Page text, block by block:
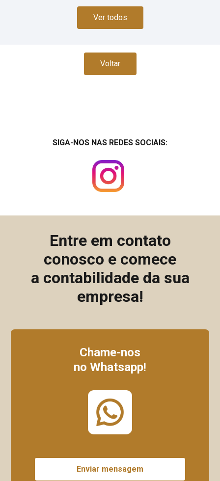
Ver todos
Voltar
SIGA-NOS NAS REDES SOCIAIS:
Entre em contato
conosco e comece
a contabilidade da sua
empresa!
Chame-nos
no Whatsapp!
Enviar mensagem